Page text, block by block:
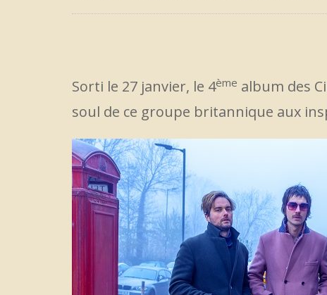
Sorti le 27 janvier, le 4ème album des
soul de ce groupe britannique aux